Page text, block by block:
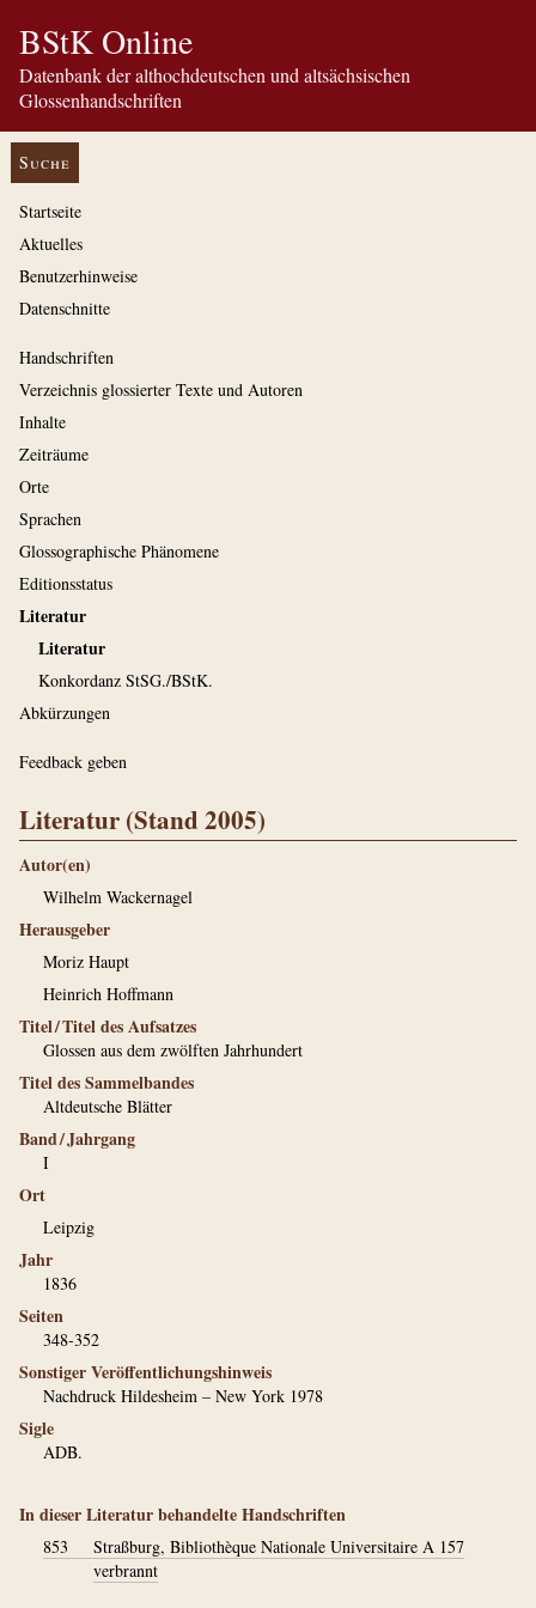
BStK Online
Datenbank der althochdeutschen und altsächsischen
Glossenhandschriften
Suche
Startseite
Aktuelles
Benutzerhinweise
Datenschnitte
Handschriften
Verzeichnis glossierter Texte und Autoren
Inhalte
Zeiträume
Orte
Sprachen
Glossographische Phänomene
Editionsstatus
Literatur
Literatur
Konkordanz StSG./BStK.
Abkürzungen
Feedback geben
Literatur (Stand 2005)
Autor(en)
Wilhelm Wackernagel
Herausgeber
Moriz Haupt
Heinrich Hoffmann
Titel / Titel des Aufsatzes
Glossen aus dem zwölften Jahrhundert
Titel des Sammelbandes
Altdeutsche Blätter
Band / Jahrgang
I
Ort
Leipzig
Jahr
1836
Seiten
348-352
Sonstiger Veröffentlichungshinweis
Nachdruck Hildesheim – New York 1978
Sigle
ADB.
In dieser Literatur behandelte Handschriften
853
Straßburg, Bibliothèque Nationale Universitaire A 157
verbrannt